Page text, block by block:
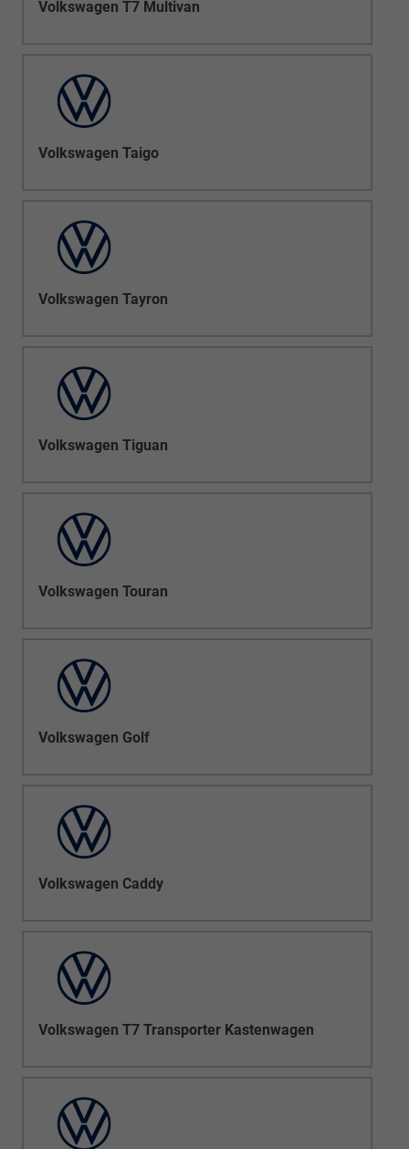
Volkswagen T7 Multivan
Volkswagen Taigo
Volkswagen Tayron
Volkswagen Tiguan
Volkswagen Touran
Volkswagen Golf
Volkswagen Caddy
Volkswagen T7 Transporter Kastenwagen